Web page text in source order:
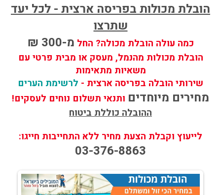
הובלת מכולות בפריסה ארצית - לכל יעד
שתרצו
כמה עולה הובלת מכולה? החל מ-300 ₪
הובלת מכולות מהנמל, מעסק או מבית פרטי עם
משאיות מתאימות
שירותי הובלה בפריסה ארצית - לרשימת הערים
מחירים מיוחדים ותנאי תשלום נוחים לעסקים!
ההובלה כוללת ביטוח
לייעוץ וקבלת הצעת מחיר ללא התחייבות חייגו:
03-376-8863